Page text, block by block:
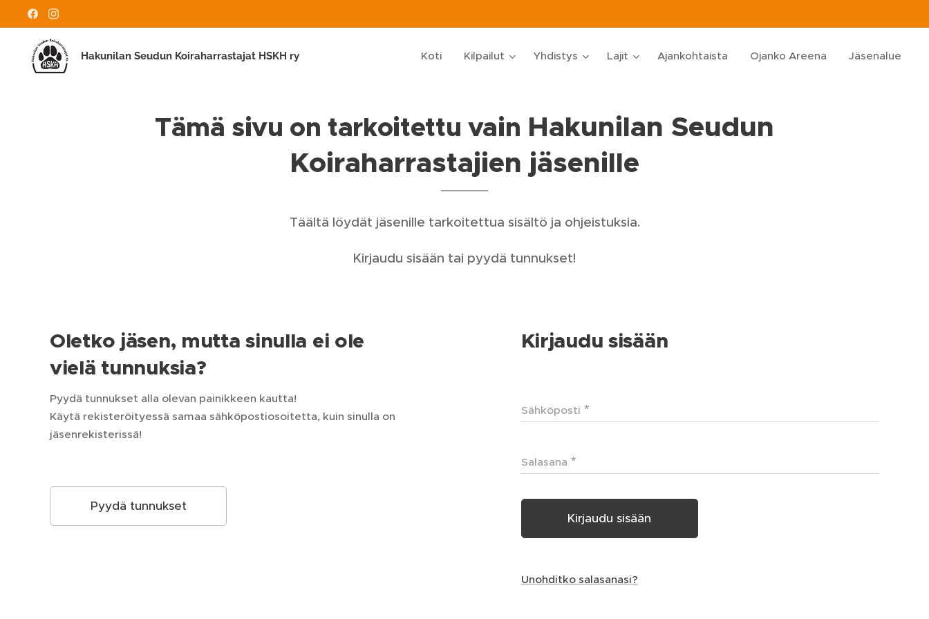
Hakunilan Seudun Koiraharrastajat HSKH ry Koti Kilpailut Yhdistys Lajit Ajankohtaista Ojanko Areena Jäsenalue
Tämä sivu on tarkoitettu vain Hakunilan Seudun
Koiraharrastajien jäsenille
Täältä löydät jäsenille tarkoitettua sisältö ja ohjeistuksia.
Kirjaudu sisään tai pyydä tunnukset!
Oletko jäsen, mutta sinulla ei ole
vielä tunnuksia?
Pyydä tunnukset alla olevan painikkeen kautta!
Käytä rekisteröityessä samaa sähköpostiosoitetta, kuin sinulla on
jäsenrekisterissä!
Pyydä tunnukset
Kirjaudu sisään
Sähköposti
Salasana
Kirjaudu sisään
Unohditko salasanasi?